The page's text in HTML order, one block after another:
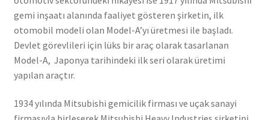
gemi inşaatı alanında faaliyet gösteren şirketin, ilk
otomobil modeli olan Model-A’yı üretmesi ile başladı.
Devlet görevlileri için lüks bir araç olarak tasarlanan
Model-A, Japonya tarihindeki ilk seri olarak üretimi
yapılan araçtır.
1934 yılında Mitsubishi gemicilik firması ve uçak sanayi